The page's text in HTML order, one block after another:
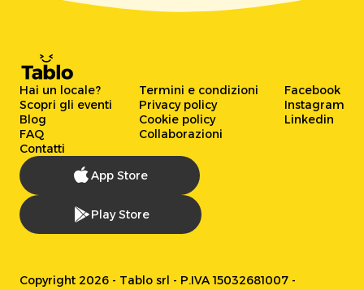
Hai un locale?
Scopri gli eventi
Blog
FAQ
Contatti
Termini e condizioni
Privacy policy
Cookie policy
Collaborazioni
Facebook
Instagram
Linkedin
App Store
Play Store
Copyright 2026 - Tablo srl - P.IVA 15032681007 -